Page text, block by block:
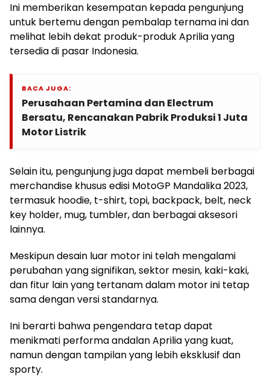
Ini memberikan kesempatan kepada pengunjung
untuk bertemu dengan pembalap ternama ini dan
melihat lebih dekat produk-produk Aprilia yang
tersedia di pasar Indonesia.
BACA JUGA:
Perusahaan Pertamina dan Electrum
Bersatu, Rencanakan Pabrik Produksi 1 Juta
Motor Listrik
Selain itu, pengunjung juga dapat membeli berbagai
merchandise khusus edisi MotoGP Mandalika 2023,
termasuk hoodie, t-shirt, topi, backpack, belt, neck
key holder, mug, tumbler, dan berbagai aksesori
lainnya.
Meskipun desain luar motor ini telah mengalami
perubahan yang signifikan, sektor mesin, kaki-kaki,
dan fitur lain yang tertanam dalam motor ini tetap
sama dengan versi standarnya.
Ini berarti bahwa pengendara tetap dapat
menikmati performa andalan Aprilia yang kuat,
namun dengan tampilan yang lebih eksklusif dan
sporty.